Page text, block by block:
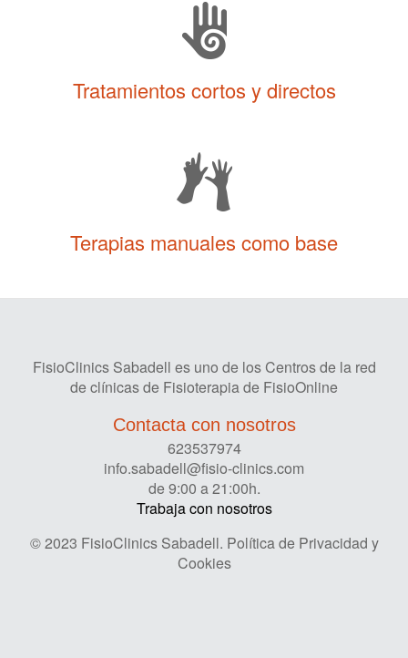
Tratamientos cortos y directos
Terapias manuales como base
FisioClinics Sabadell es uno de los Centros de la red
de clínicas de Fisioterapia de FisioOnline
Contacta con nosotros
623537974
info.sabadell@fisio-clinics.com
de 9:00 a 21:00h.
Trabaja con nosotros
© 2023 FisioClinics Sabadell. Política de Privacidad y
Cookies